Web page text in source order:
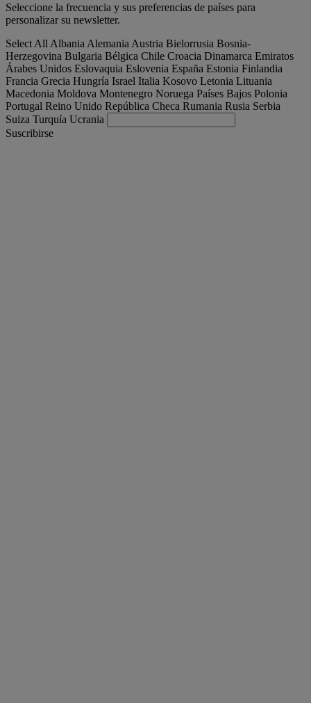
Seleccione la frecuencia y sus preferencias de países para
personalizar su newsletter.
Select All Albania Alemania Austria Bielorrusia Bosnia-
Herzegovina Bulgaria Bélgica Chile Croacia Dinamarca Emiratos
Árabes Unidos Eslovaquia Eslovenia España Estonia Finlandia
Francia Grecia Hungría Israel Italia Kosovo Letonia Lituania
Macedonia Moldova Montenegro Noruega Países Bajos Polonia
Portugal Reino Unido República Checa Rumania Rusia Serbia
Suiza Turquía Ucrania
Suscribirse